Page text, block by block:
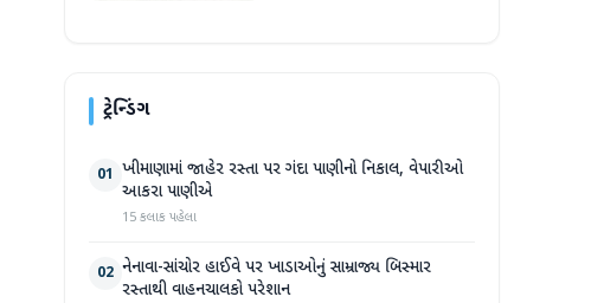
ટ્રેન્ડિંગ
01 ખીમાણામાં જાહેર રસ્તા પર ગંદા પાણીનો નિકાલ, વેપારીઓ
આકરા પાણીએ
15 કલાક પહેલા
02 નેનાવા-સાંચોર હાઈવે પર ખાડાઓનું સામ્રાજ્ય બિસ્માર
રસ્તાથી વાહનચાલકો પરેશાન